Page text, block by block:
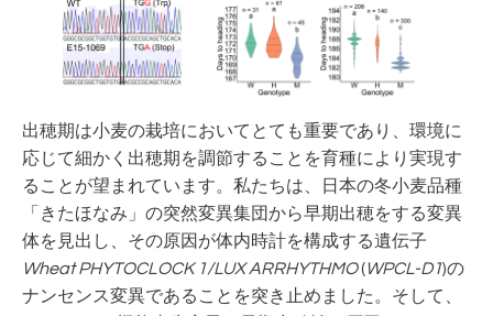
出穂期は小麦の栽培においてとても重要であり、環境に
応じて細かく出穂期を調節することを育種により実現す
ることが望まれています。私たちは、日本の冬小麦品種
「きたほなみ」の突然変異集団から早期出穂をする変異
体を見出し、その原因が体内時計を構成する遺伝子
Wheat PHYTOCLOCK 1/LUX ARRHYTHMO(WPCL-D1)の
ナンセンス変異であることを突き止めました。そして、